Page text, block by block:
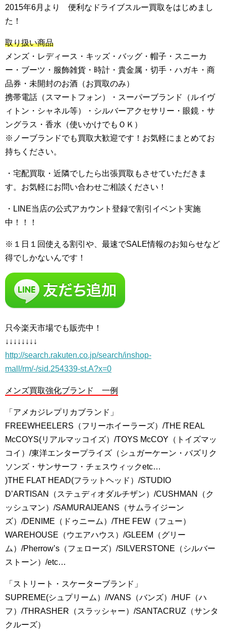
2015年6月より 便利なドライブスルー買取をはじめまし
た！
取り扱い商品
メンズ・レディース・キッズ・バッグ・帽子・スニーカ
ー・ブーツ・服飾雑貨・時計・貴金属・切手・ハガキ・商
品券・未開封のお酒（お買取のみ）
携帯電話（スマートフォン）・スーパーブランド（ルイヴ
ィトン・シャネル等）・シルバーアクセサリー・眼鏡・サ
ングラス・香水（使いかけでもＯＫ）
※ノーブランドでも買取大歓迎です！お気軽にまとめてお
持ちください。
・宅配買取・近隣でしたら出張買取もさせていただきま
す。お気軽にお問い合わせご相談ください！
・LINE当店の公式アカウント登録で割引イベント実施
中！！！
※１日１回使える割引や、最速でSALE情報のお知らせなど
得でしかないんです！
只今楽天市場でも販売中！
↓↓↓↓↓↓↓↓
http://search.rakuten.co.jp/search/inshop-
mall/rm/-/sid.254339-st.A?x=0
メンズ買取強化ブランド 一例
「アメカジレプリカブランド」
FREEWHEELERS（フリーホイーラーズ）/THE REAL
McCOYS(リアルマッコイズ）/TOYS McCOY（トイズマッ
コイ）/東洋エンタープライズ（シュガーケーン・バズリク
ソンズ・サンサーフ・チェスウィックetc…
)THE FLAT HEAD(フラットヘッド）/STUDIO
D’ARTISAN（ステュディオダルチザン）/CUSHMAN（ク
ッシュマン）/SAMURAIJEANS（サムライジーン
ズ）/DENIME（ドゥニーム）/THE FEW（フュー）
WAREHOUSE（ウエアハウス）/GLEEM（グリー
ム）/Pherrow’s（フェローズ）/SILVERSTONE（シルバー
ストーン）/etc…
「ストリート・スケーターブランド」
SUPREME(シュプリーム）//VANS（バンズ）/HUF（ハ
フ）/THRASHER（スラッシャー）/SANTACRUZ（サンタ
クルーズ）